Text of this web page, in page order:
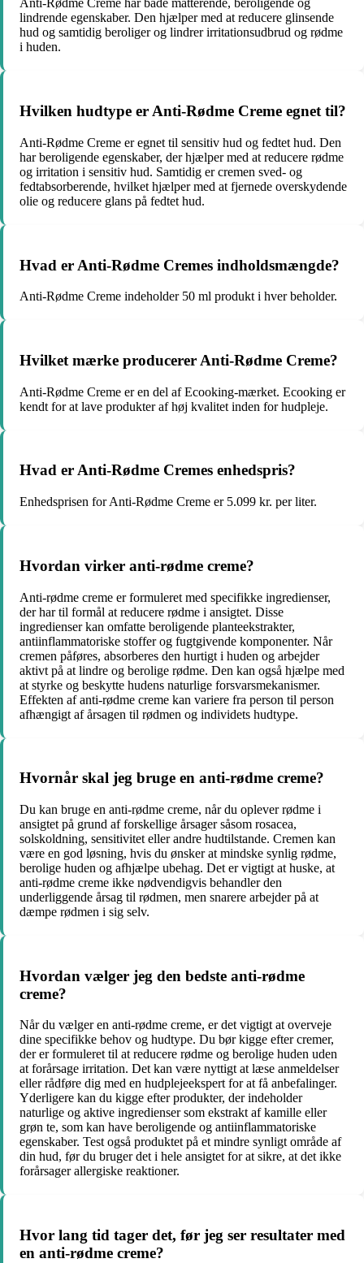
Anti-Rødme Creme har både matterende, beroligende og
lindrende egenskaber. Den hjælper med at reducere glinsende
hud og samtidig beroliger og lindrer irritationsudbrud og rødme
i huden.
Hvilken hudtype er Anti-Rødme Creme egnet til?
Anti-Rødme Creme er egnet til sensitiv hud og fedtet hud. Den
har beroligende egenskaber, der hjælper med at reducere rødme
og irritation i sensitiv hud. Samtidig er cremen sved- og
fedtabsorberende, hvilket hjælper med at fjernede overskydende
olie og reducere glans på fedtet hud.
Hvad er Anti-Rødme Cremes indholdsmængde?
Anti-Rødme Creme indeholder 50 ml produkt i hver beholder.
Hvilket mærke producerer Anti-Rødme Creme?
Anti-Rødme Creme er en del af Ecooking-mærket. Ecooking er
kendt for at lave produkter af høj kvalitet inden for hudpleje.
Hvad er Anti-Rødme Cremes enhedspris?
Enhedsprisen for Anti-Rødme Creme er 5.099 kr. per liter.
Hvordan virker anti-rødme creme?
Anti-rødme creme er formuleret med specifikke ingredienser,
der har til formål at reducere rødme i ansigtet. Disse
ingredienser kan omfatte beroligende planteekstrakter,
antiinflammatoriske stoffer og fugtgivende komponenter. Når
cremen påføres, absorberes den hurtigt i huden og arbejder
aktivt på at lindre og berolige rødme. Den kan også hjælpe med
at styrke og beskytte hudens naturlige forsvarsmekanismer.
Effekten af anti-rødme creme kan variere fra person til person
afhængigt af årsagen til rødmen og individets hudtype.
Hvornår skal jeg bruge en anti-rødme creme?
Du kan bruge en anti-rødme creme, når du oplever rødme i
ansigtet på grund af forskellige årsager såsom rosacea,
solskoldning, sensitivitet eller andre hudtilstande. Cremen kan
være en god løsning, hvis du ønsker at mindske synlig rødme,
berolige huden og afhjælpe ubehag. Det er vigtigt at huske, at
anti-rødme creme ikke nødvendigvis behandler den
underliggende årsag til rødmen, men snarere arbejder på at
dæmpe rødmen i sig selv.
Hvordan vælger jeg den bedste anti-rødme
creme?
Når du vælger en anti-rødme creme, er det vigtigt at overveje
dine specifikke behov og hudtype. Du bør kigge efter cremer,
der er formuleret til at reducere rødme og berolige huden uden
at forårsage irritation. Det kan være nyttigt at læse anmeldelser
eller rådføre dig med en hudplejeekspert for at få anbefalinger.
Yderligere kan du kigge efter produkter, der indeholder
naturlige og aktive ingredienser som ekstrakt af kamille eller
grøn te, som kan have beroligende og antiinflammatoriske
egenskaber. Test også produktet på et mindre synligt område af
din hud, før du bruger det i hele ansigtet for at sikre, at det ikke
forårsager allergiske reaktioner.
Hvor lang tid tager det, før jeg ser resultater med
en anti-rødme creme?